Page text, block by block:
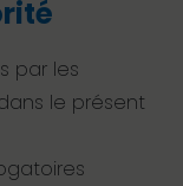
par les
le présent